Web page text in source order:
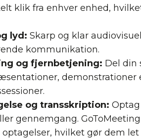
klik fra enhver enhed,
lyd: Skarp og klar
kommunikation.
og fjernbetjening: Del din
demonstrationer
og transskription:
gennemgang.
hvilket gør dem let